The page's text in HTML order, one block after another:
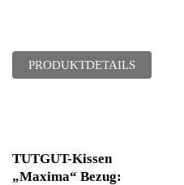
PRODUKTDETAILS
TUTGUT-Kissen
„Maxima“ Bezug: